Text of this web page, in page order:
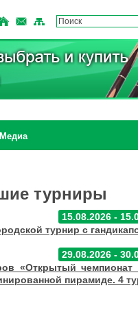
Медиа
турниры
15.08.2026 -
турнир с
29.08.2026 -
«Открытый чемпионат
пирамиде. 4